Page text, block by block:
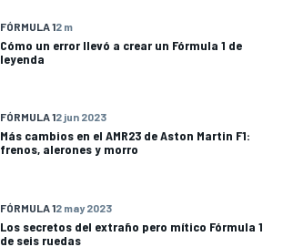
FÓRMULA 12 m
Cómo un error llevó a crear un Fórmula 1 de
leyenda
FÓRMULA 12 jun 2023
Más cambios en el AMR23 de Aston Martin F1:
frenos, alerones y morro
FÓRMULA 12 may 2023
Los secretos del extraño pero mítico Fórmula 1
de seis ruedas